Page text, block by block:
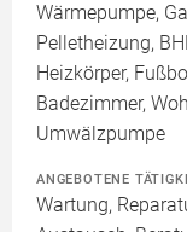
Wärmepumpe,
Pelletheizung,
Heizkörper,
Badezimmer,
Umwälzpumpe
ANGEBOTENE
Wartung,